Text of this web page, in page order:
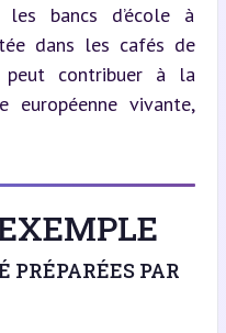
bancs d’école à
dans les cafés de
peut contribuer à la
européenne vivante,
PRÉPARÉES PAR